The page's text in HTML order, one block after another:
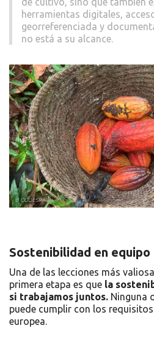
herramientas digitales,
georreferenciada y
no está a su alcance.
Sostenibilidad en equipo
Una de las lecciones más
primera etapa es que la
si trabajamos juntos. Ninguna
puede cumplir con los
europea.